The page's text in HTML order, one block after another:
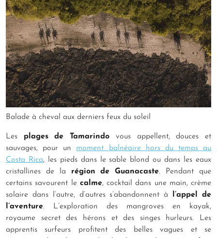
Balade à cheval aux derniers feux du soleil
Les plages de Tamarindo vous appellent, douces et
sauvages, pour un moment balnéaire hors du temps au
Costa Rica, les pieds dans le sable blond ou dans les eaux
cristallines de la région de Guanacaste. Pendant que
certains savourent le calme, cocktail dans une main, crème
solaire dans l’autre, d’autres s’abandonnent à
l’appel de
l’aventure. L’exploration des mangroves en kayak,
royaume secret des hérons et des singes hurleurs. Les
apprentis surfeurs profitent des belles vagues et se